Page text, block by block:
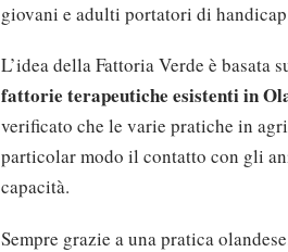
giovani e adulti portatori di
L’idea della Fattoria Verde è basata
fattorie terapeutiche esistenti in
verificato che le varie pratiche in
particolar modo il contatto con gli
capacità.
Sempre grazie a una pratica